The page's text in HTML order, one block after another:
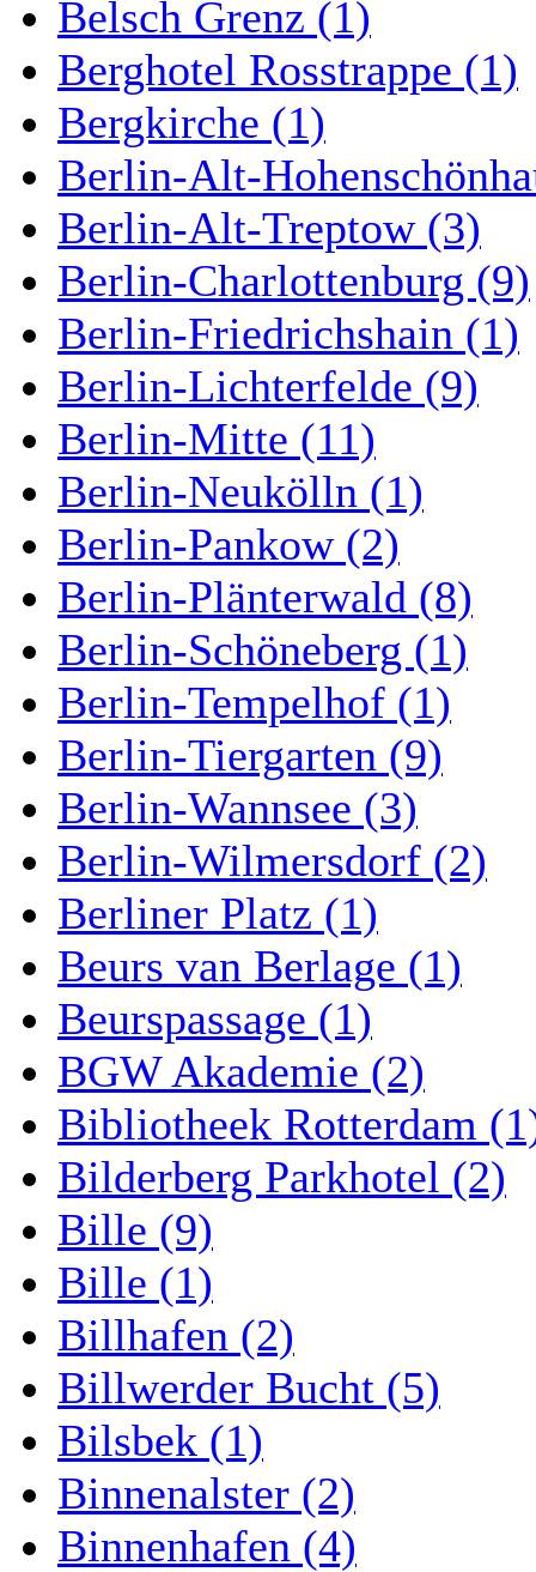
Belsch Grenz (1)
Berghotel Rosstrappe (1)
Bergkirche (1)
Berlin-Alt-
Berlin-Alt-Treptow (3)
Berlin-Charlottenburg (9)
Berlin-Friedrichshain (1)
Berlin-Lichterfelde (9)
Berlin-Mitte (11)
Berlin-Neukölln (1)
Berlin-Pankow (2)
Berlin-Plänterwald (8)
Berlin-Schöneberg (1)
Berlin-Tempelhof (1)
Berlin-Tiergarten (9)
Berlin-Wannsee (3)
Berlin-Wilmersdorf (2)
Berliner Platz (1)
Beurs van Berlage (1)
Beurspassage (1)
BGW Akademie (2)
Bibliotheek Rotterdam
Bilderberg Parkhotel (2)
Bille (9)
Bille (1)
Billhafen (2)
Billwerder Bucht (5)
Bilsbek (1)
Binnenalster (2)
Binnenhafen (4)